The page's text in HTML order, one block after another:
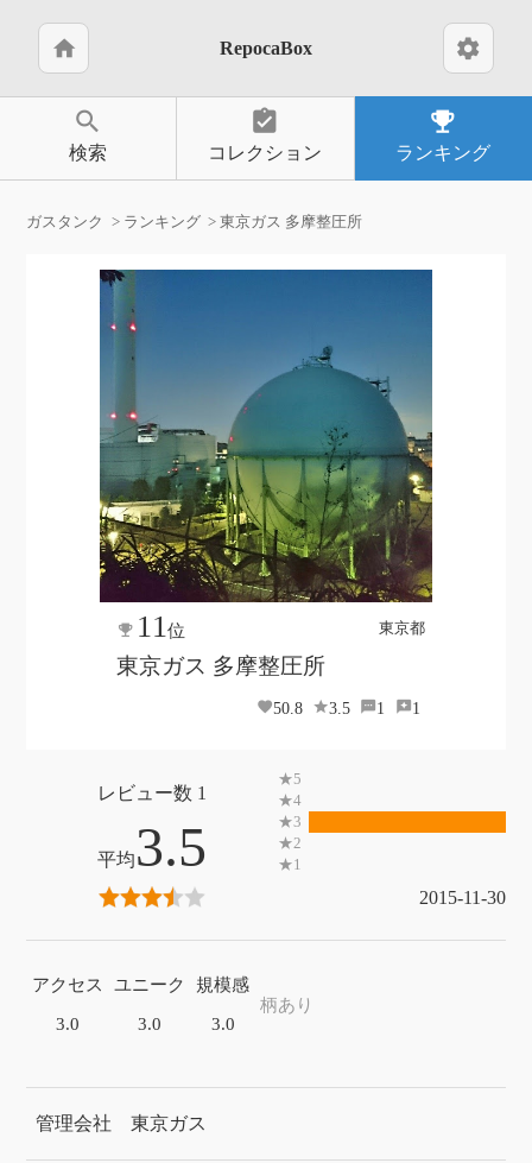
home RepocaBox settings
search
検索
assignment_turned_in
コレクション
emoji_events
ランキング
ガスタンク ランキング 東京ガス 多摩整圧所
東京都
11位
東京ガス 多摩整圧所
50.8 3.5 1 1
1
3.5
2015-11-30
アクセス
3.0
ユニーク
3.0
規模感
3.0
柄あり
管理会社 東京ガス